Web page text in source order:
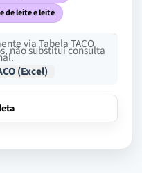
de leite e leite
via Tabela TACO
não substitui consulta
(Excel)